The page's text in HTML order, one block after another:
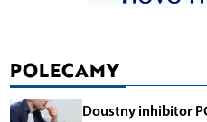
POLECAMY
Doustny inhibitor